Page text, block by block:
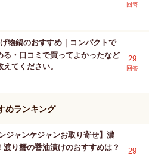
回答
物鍋のおすすめ｜コンパクトで
る・口コミで買ってよかったなど
てください。
29
回答
めランキング
ンジャンケジャンお取り寄せ】濃
渡り蟹の醤油漬けのおすすめは？
29